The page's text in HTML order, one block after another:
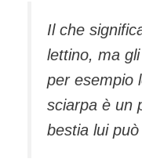
Il che
lettino, ma
per esempio
sciarpa è un
bestia lui